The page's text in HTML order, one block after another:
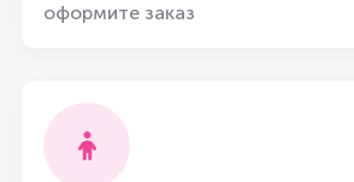
оформите заказ